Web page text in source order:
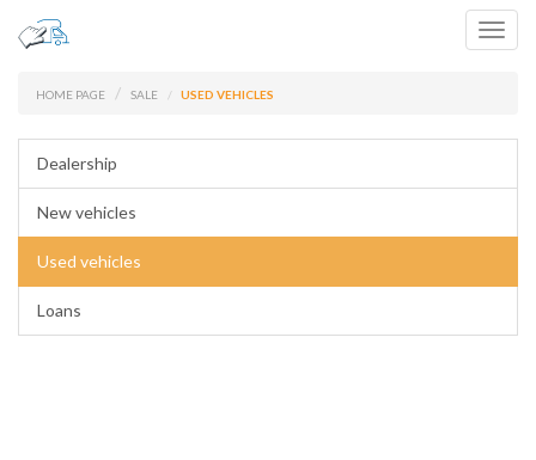
HOME PAGE SALE USED VEHICLES
Dealership
New vehicles
Used vehicles
Loans